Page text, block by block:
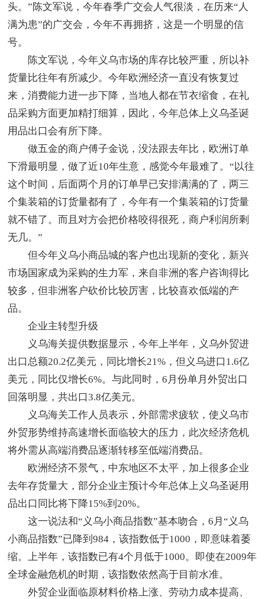
头。”陈文军说，今年春季广交会人气很淡，在历来“人
满为患”的广交会，今年不再拥挤，这是一个明显的信
号。
陈文军说，今年义乌市场的库存比较严重，所以补
货量比往年有所减少。今年欧洲经济一直没有恢复过
来，消费能力进一步下降，当地人都在节衣缩食，在礼
品采购方面更加精打细算，因此，今年总体上义乌圣诞
用品出口会有所下降。
做五金的商户傅子金说，没法跟去年比，欧洲订单
下滑最明显，做了近10年生意，感觉今年最难了。“以往
这个时间，后面两个月的订单早已安排满满的了，两三
个集装箱的订货量都有了，今年有一个集装箱的订货量
就不错了。而且对方会把价格咬得很死，商户利润所剩
无几。”
但今年义乌小商品城的客户也出现新的变化，新兴
市场国家成为采购的生力军，来自非洲的客户咨询得比
较多，但非洲客户砍价比较厉害，比较喜欢低端的产
品。
企业主转型升级
义乌海关提供数据显示，今年上半年，义乌外贸进
出口总额20.2亿美元，同比增长21%，但义乌进口1.6亿
美元，同比仅增长6%。与此同时，6月份单月外贸出口
回落明显，共出口3.8亿美元。
义乌海关工作人员表示，外部需求疲软，使义乌市
外贸形势维持高速增长面临较大的压力，此次经济危机
将外需从高端消费品逐渐转移至低端消费品。
欧洲经济不景气，中东地区不太平，加上很多企业
去年存货量大，部分企业主预计今年总体上义乌圣诞用
品出口同比将下降15%到20%。
这一说法和“义乌小商品指数”基本吻合，6月“义乌
小商品指数”已降到984，该指数低于1000，即意味着萎
缩。上半年，该指数已有4个月低于1000。即使在2009年
全球金融危机的时期，该指数依然高于目前水准。
外贸企业面临原材料价格上涨、劳动力成本提高、